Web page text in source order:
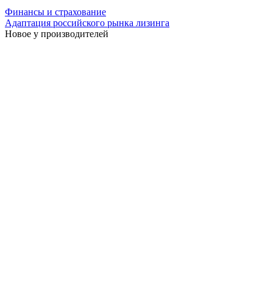
Финансы и страхование
Адаптация российского рынка лизинга
Новое у производителей